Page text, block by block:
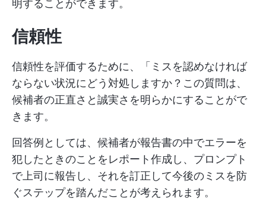
明することができます。
信頼性
信頼性を評価するために、「ミスを認めなければ
ならない状況にどう対処しますか？この質問は、
候補者の正直さと誠実さを明らかにすることがで
きます。
回答例としては、候補者が報告書の中でエラーを
犯したときのことをレポート作成し、プロンプト
で上司に報告し、それを訂正して今後のミスを防
ぐステップを踏んだことが考えられます。